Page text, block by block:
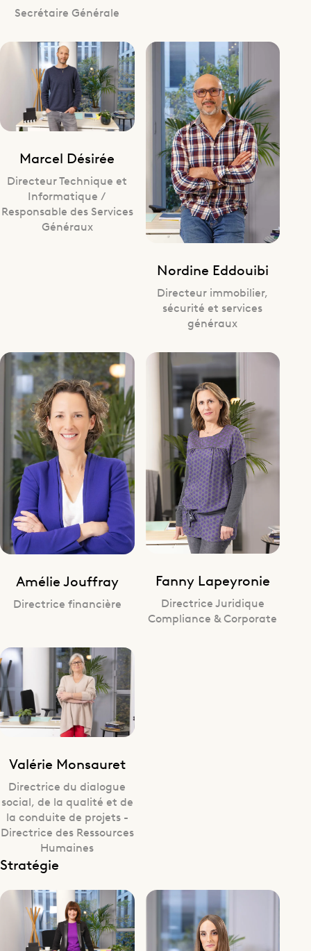
Secrétaire Générale
Marcel Désirée
Directeur Technique et
Informatique /
Responsable des Services
Généraux
Nordine Eddouibi
Directeur immobilier,
sécurité et services
généraux
Amélie Jouffray
Directrice financière
Fanny Lapeyronie
Directrice Juridique
Compliance & Corporate
Valérie Monsauret
Directrice du dialogue
social, de la qualité et de
la conduite de projets -
Directrice des Ressources
Humaines
Stratégie